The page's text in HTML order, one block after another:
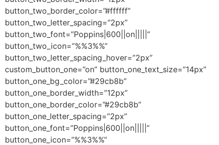
button_two_border_color=”#ffffff”
button_two_letter_spacing=”2px”
button_two_font=”Poppins|600||on|||||”
button_two_icon=”%%3%%”
button_two_letter_spacing_hover=”2px”
custom_button_one=”on” button_one_text_size=”14px”
button_one_bg_color=”#29cb8b”
button_one_border_width=”12px”
button_one_border_color=”#29cb8b”
button_one_letter_spacing=”2px”
button_one_font=”Poppins|600||on|||||”
button_one_icon=”%%3%%”